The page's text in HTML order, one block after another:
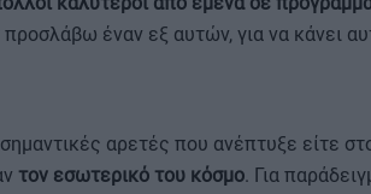
προσλάβω έναν εξ αυτών, για να κάνει
αρετές που ανέπτυξε είτε
τον εσωτερικό του κόσμο. Για